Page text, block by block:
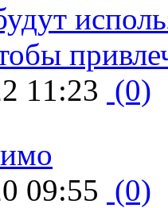
11:23 (0)
09:55 (0)